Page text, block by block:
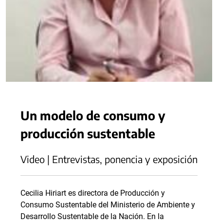
Un modelo de consumo y
producción sustentable
Video | Entrevistas, ponencia y exposición
Cecilia Hiriart es directora de Producción y
Consumo Sustentable del Ministerio de Ambiente y
Desarrollo Sustentable de la Nación. En la